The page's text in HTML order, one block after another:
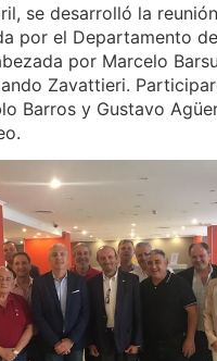
se desarrolló la
por el Departamento
por Marcelo
Zavattieri.
Barros y Gustavo